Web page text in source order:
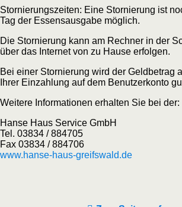
Stornierungszeiten: Eine Stornierung ist
Tag der Essensausgabe möglich.
Die Stornierung kann am Rechner in der
über das Internet von zu Hause erfolgen.
Bei einer Stornierung wird der Geldbetrag
Ihrer Einzahlung auf dem Benutzerkonto
Weitere Informationen erhalten Sie bei der:
Hanse Haus Service GmbH
Tel. 03834 / 884705
Fax 03834 / 884706
www.hanse-haus-greifswald.de